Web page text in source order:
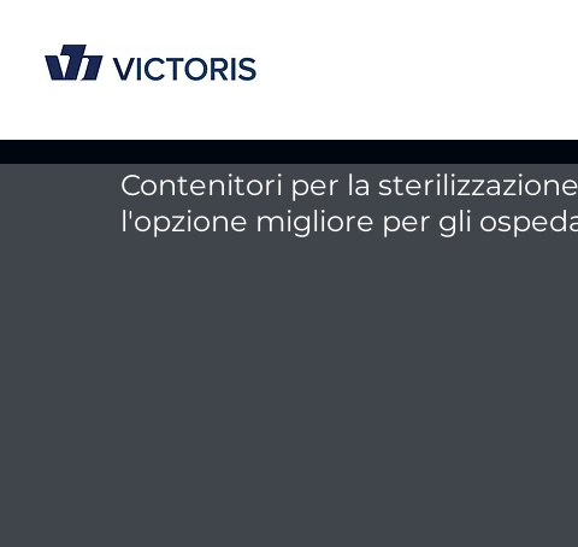
Contenitori per la
l'opzione migliore per gli